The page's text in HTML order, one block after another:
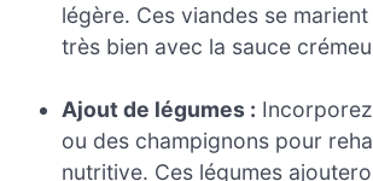
légère. Ces viandes se
très bien avec la sauce
Ajout de légumes :
ou des champignons pour
nutritive. Ces légumes